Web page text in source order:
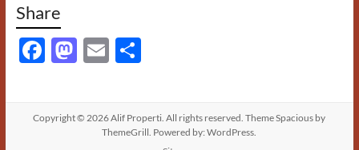
Share
F
b
M
d
E S
e
Copyright © 2026Alif Properti . All rights reserved. ThemeSpacious by
ThemeGrill. Powered by:WordPress